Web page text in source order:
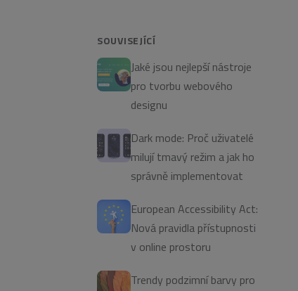
SOUVISEJÍCÍ
Jaké jsou nejlepší nástroje
pro tvorbu webového
designu
Dark mode: Proč uživatelé
milují tmavý režim a jak ho
správně implementovat
European Accessibility Act:
Nová pravidla přístupnosti
v online prostoru
Trendy podzimní barvy pro